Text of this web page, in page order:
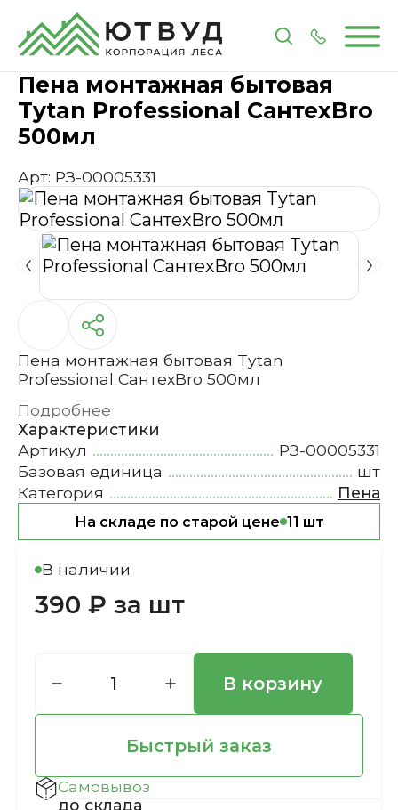
ГлавнаяКаталогСтроительная химия Пена
Пена монтажная бытовая
Tytan Professional CантехBro
500мл
Арт: РЗ-00005331
Пена монтажная бытовая Tytan
Professional CантехBro 500мл
Подробнее
Характеристики
Артикул
РЗ-00005331
Базовая единица
шт
Категория
Пена
На складе по старой цене 11 шт
В наличии
390 ₽ за шт
В корзину
Быстрый заказ
Самовывоз
до склада